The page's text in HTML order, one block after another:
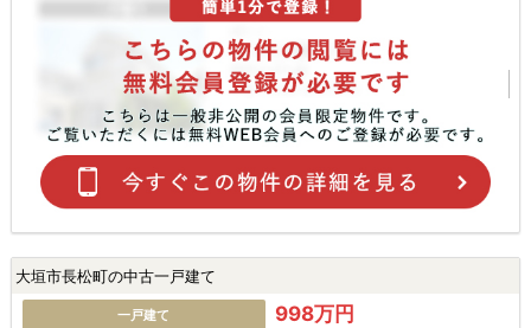
大垣市長松町の中古一戸建て
一戸建て 998万円